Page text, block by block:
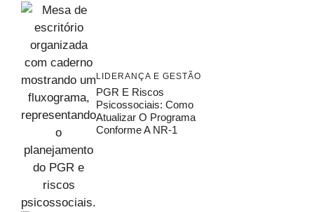
LIDERANÇA E GESTÃO
PGR E Riscos
Psicossociais: Como
Atualizar O Programa
Conforme A NR-1